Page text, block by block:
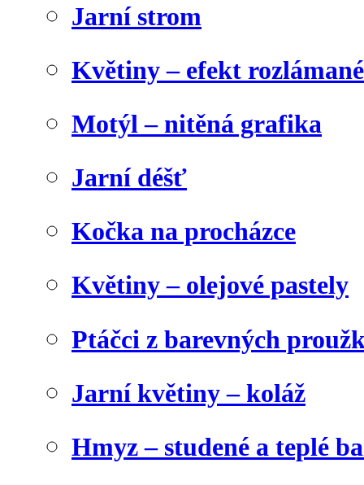
Jarní strom
Květiny – efekt
Motýl – nitěná grafika
Jarní déšť
Kočka na procházce
Květiny – olejové pastely
Ptáčci z barevných
Jarní květiny – koláž
Hmyz – studené a teplé